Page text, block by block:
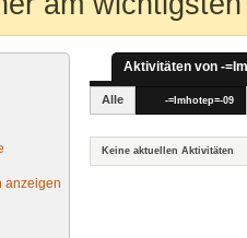
anzeigen
Aktivitäten von -
Alle -=Imhotep=-09
Keine aktuellen Aktivitäten